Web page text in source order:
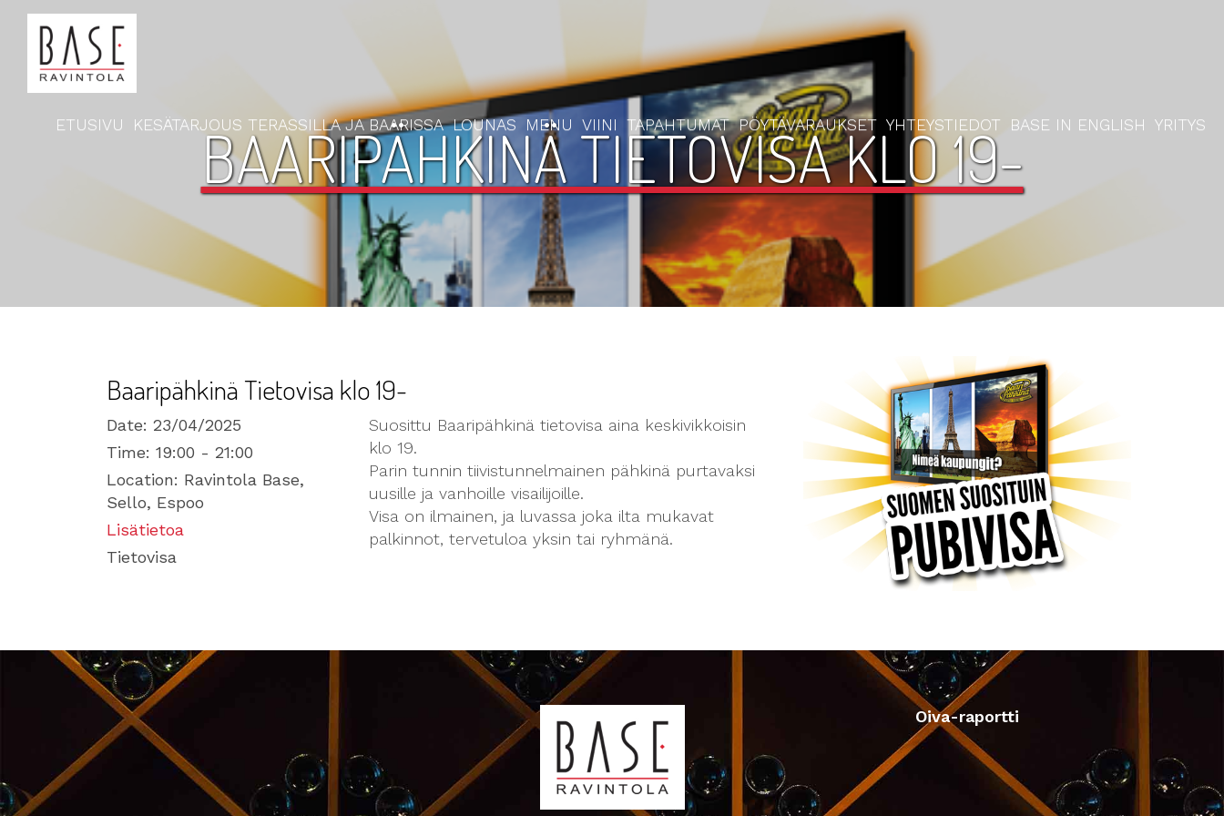
ETUSIVU KESÄTARJOUS TERASSILLA JA BAARISSA LOUNAS MENU VIINI TAPAHTUMAT PÖYTÄVARAUKSET YHTEYSTIEDOT BASE IN ENGLISH YRITYS
BAARIPÄHKINÄ TIETOVISA KLO 19-
Baaripähkinä Tietovisa klo 19-
Date: 23/04/2025
Time: 19:00 - 21:00
Location: Ravintola Base,
Sello, Espoo
Lisätietoa
Tietovisa
Suosittu Baaripähkinä tietovisa aina keskivikkoisin
klo 19.
Parin tunnin tiivistunnelmainen pähkinä purtavaksi
uusille ja vanhoille visailijoille.
Visa on ilmainen, ja luvassa joka ilta mukavat
palkinnot, tervetuloa yksin tai ryhmänä.
Oiva-raportti